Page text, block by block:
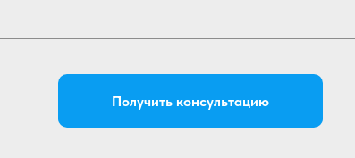
Получить консультацию